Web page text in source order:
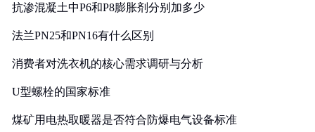
抗渗混凝土中P6和P8膨胀剂分别加多少
法兰PN25和PN16有什么区别
消费者对洗衣机的核心需求调研与分析
U型螺栓的国家标准
煤矿用电热取暖器是否符合防爆电气设备标准